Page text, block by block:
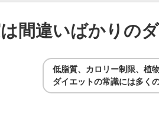
は間違いばかりの
低脂質、カロリー制限、植
ダイエットの常識には多く